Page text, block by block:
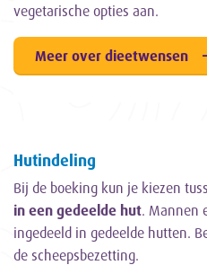
vegetarische opties aan.
Meer over dieetwensen
Hutindeling
Bij de boeking kun je kiezen
in een gedeelde hut. Mannen
ingedeeld in gedeelde hutten.
de scheepsbezetting.